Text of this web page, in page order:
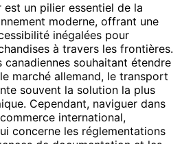
un pilier essentiel de la
moderne, offrant une
inégalées pour
à travers les frontières.
canadiennes souhaitant étendre
marché allemand, le transport
souvent la solution la plus
Cependant, naviguer dans
international,
concerne les réglementations